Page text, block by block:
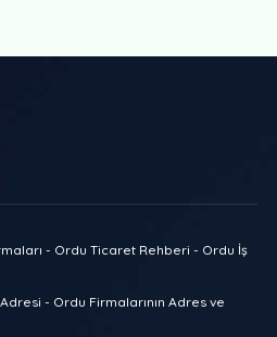
- Ordu Ticaret Rehberi - Ordu İş
- Ordu Firmalarının Adres ve